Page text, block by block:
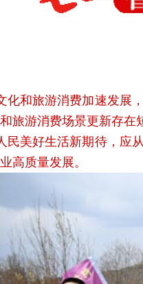
化和旅游消费加速发展
旅游消费场景更新存在
民美好生活新期待，应
高质量发展。